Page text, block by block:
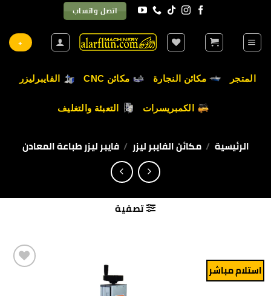
اتصل واتساب
+
المتجر مكائن النجارة مكائن CNC الفايبرليزر
الكمبريسرات التعبئة والتغليف
الرئيسية / مكائن الفايبر ليزر / فايبر ليزر طباعة المعادن
تصفية
استلام مباشر